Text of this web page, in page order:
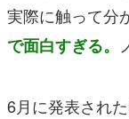
実際に触って分
で面白すぎる。
6月に発表され